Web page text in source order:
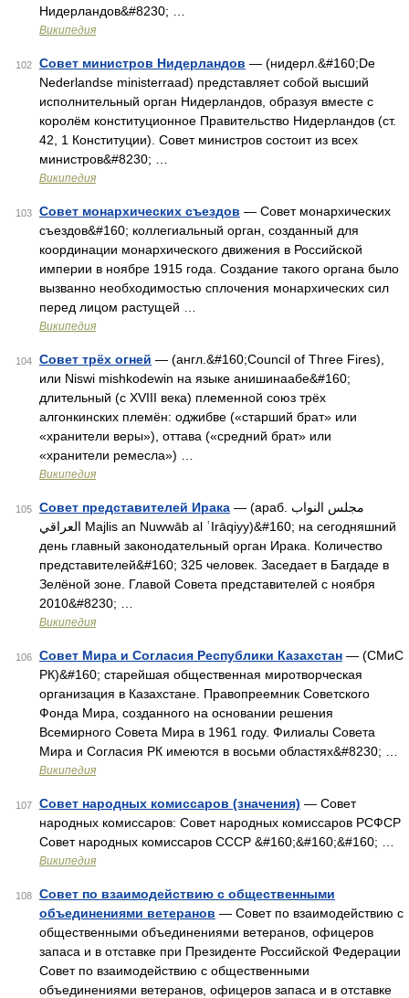
Нидерландов&#8230; …
Википедия
102 Совет министров Нидерландов — (нидерл.&#160;De
Nederlandse ministerraad) представляет собой высший
исполнительный орган Нидерландов, образуя вместе с
королём конституционное Правительство Нидерландов (ст.
42, 1 Конституции). Совет министров состоит из всех
министров&#8230; …
Википедия
103 Совет монархических съездов — Совет монархических
съездов&#160; коллегиальный орган, созданный для
координации монархического движения в Российской
империи в ноябре 1915 года. Создание такого органа было
вызванно необходимостью сплочения монархических сил
перед лицом растущей …
Википедия
104 Совет трёх огней — (англ.&#160;Council of Three Fires),
или Niswi mishkodewin на языке анишинаабе&#160;
длительный (с XVIII века) племенной союз трёх
алгонкинских племён: оджибве («старший брат» или
«хранители веры»), оттава («средний брат» или
«хранители ремесла») …
Википедия
105 Совет представителей Ирака — (араб. مجلس النواب
العراقي‎‎ Majlis an Nuwwāb al ʿIrāqiyy)&#160; на сегодняшний
день главный законодательный орган Ирака. Количество
представителей&#160; 325 человек. Заседает в Багдаде в
Зелёной зоне. Главой Совета представителей с ноября
2010&#8230; …
Википедия
106 Совет Мира и Согласия Республики Казахстан — (СМиС
РК)&#160; старейшая общественная миротворческая
организация в Казахстане. Правопреемник Советского
Фонда Мира, cозданного на основании решения
Всемирного Совета Мира в 1961 году. Филиалы Совета
Мира и Согласия РК имеются в восьми областях&#8230; …
Википедия
107 Совет народных комиссаров (значения) — Совет
народных комиссаров: Совет народных комиссаров РСФСР
Совет народных комиссаров СССР &#160;&#160;&#160; …
Википедия
108
Совет по взаимодействию с общественными
объединениями ветеранов — Совет по взаимодействию с
общественными объединениями ветеранов, офицеров
запаса и в отставке при Президенте Российской Федерации
Совет по взаимодействию с общественными
объединениями ветеранов, офицеров запаса и в отставке